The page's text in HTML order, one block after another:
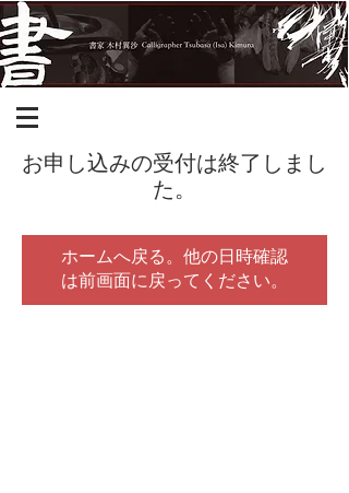
お申し込みの受付は終了しまし
た。
ホームへ戻る。他の日時確認
は前画面に戻ってください。